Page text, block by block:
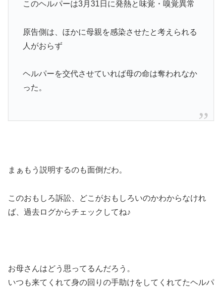
このヘルパーは3月31日に発熱と味覚・嗅覚異常
原告側は、ほかに母親を感染させたと考えられる
人がおらず
ヘルパーを交代させていれば母の命は奪われなか
った。
まぁもう説明するのも面倒だわ。
このおもしろ訴訟、どこがおもしろいのかわからなけれ
ば、過去ログからチェックしてね♪
お母さんはどう思ってるんだろう。
いつも来てくれて身の回りの手助けをしてくれてたヘルパ